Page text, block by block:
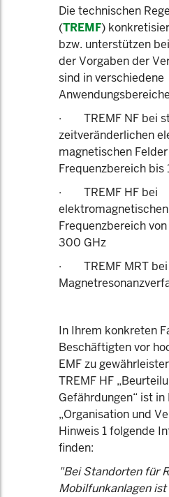
Die technischen
(TREMF)
bzw. unterstützen
der Vorgaben der
sind in verschiedene
· TREMF NF bei
zeitveränderlichen
magnetischen
Frequenzbereich bis
· TREMF HF bei
Frequenzbereich
300 GHz
· TREMF MRT bei
In Ihrem konkreten
Beschäftigten vor
EMF zu
TREMF HF
Gefährdungen“ ist
„Organisation und
Hinweis 1 folgende
finden:
"Bei Standorten für
Mobilfunkanlagen